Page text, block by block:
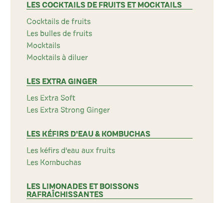
LES COCKTAILS DE FRUITS ET MOCKTAILS
Cocktails de fruits
Les bulles de fruits
Mocktails
Mocktails à diluer
LES EXTRA GINGER
Les Extra Soft
Les Extra Strong Ginger
LES KÉFIRS D'EAU & KOMBUCHAS
Les kéfirs d'eau aux fruits
Les Kombuchas
LES LIMONADES ET BOISSONS
RAFRAÎCHISSANTES